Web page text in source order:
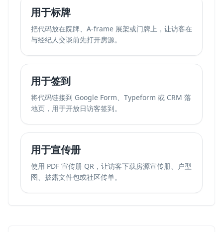
用于标牌
把代码放在院牌、A-frame 展架或门牌上，让访客在
与经纪人交谈前先打开房源。
用于签到
将代码链接到 Google Form、Typeform 或 CRM 落
地页，用于开放日访客签到。
用于宣传册
使用 PDF 宣传册 QR，让访客下载房源宣传册、户型
图、披露文件包或社区传单。